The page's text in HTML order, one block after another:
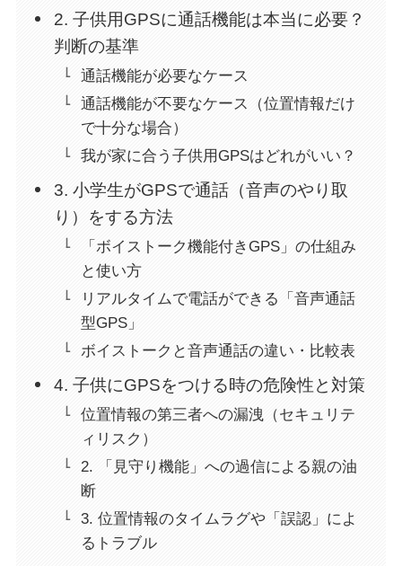
2. 子供用GPSに通話機能は本当に必要？
判断の基準
通話機能が必要なケース
通話機能が不要なケース（位置情報だけ
で十分な場合）
我が家に合う子供用GPSはどれがいい？
3. 小学生がGPSで通話（音声のやり取
り）をする方法
「ボイストーク機能付きGPS」の仕組み
と使い方
リアルタイムで電話ができる「音声通話
型GPS」
ボイストークと音声通話の違い・比較表
4. 子供にGPSをつける時の危険性と対策
位置情報の第三者への漏洩（セキュリテ
ィリスク）
2. 「見守り機能」への過信による親の油
断
3. 位置情報のタイムラグや「誤認」によ
るトラブル